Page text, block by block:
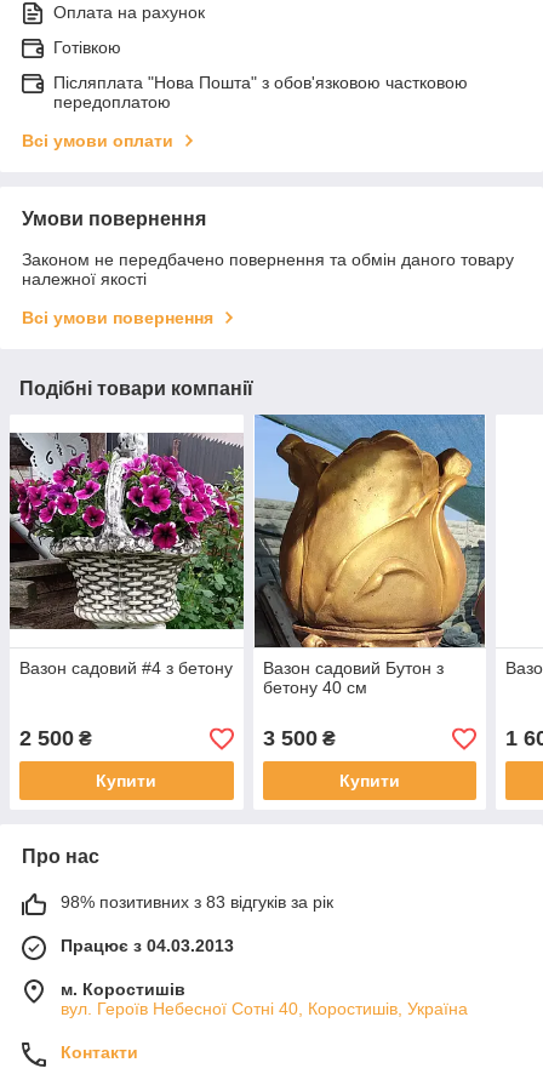
Оплата на рахунок
Готівкою
Післяплата "Нова Пошта" з обов'язковою частковою
передоплатою
Всі умови оплати
Умови повернення
Законом не передбачено повернення та обмін даного товару
належної якості
Всі умови повернення
Подібні товари компанії
Вазон садовий #4 з бетону
2 500 ₴
Купити
Вазон садовий Бутон з
бетону 40 см
3 500₴
Купити
1
Про нас
98% позитивних з 83 відгуків за рік
Працює з 04.03.2013
м. Коростишів
вул. Героїв Небесної Сотні 40, Коростишів, Україна
Контакти